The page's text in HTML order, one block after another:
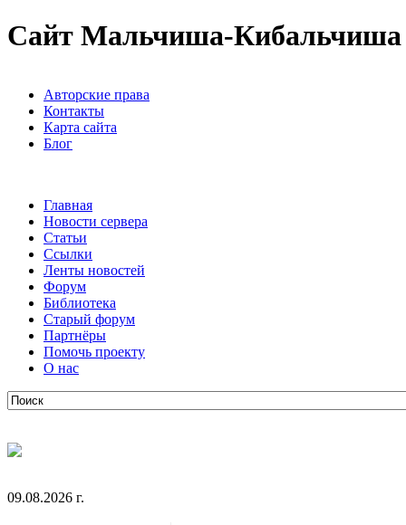
Сайт Мальчиша-Кибальчиша
Авторские права
Контакты
Карта сайта
Блог
Главная
Новости сервера
Статьи
Ссылки
Ленты новостей
Форум
Библиотека
Старый форум
Партнёры
Помочь проекту
О нас
09.08.2026 г.